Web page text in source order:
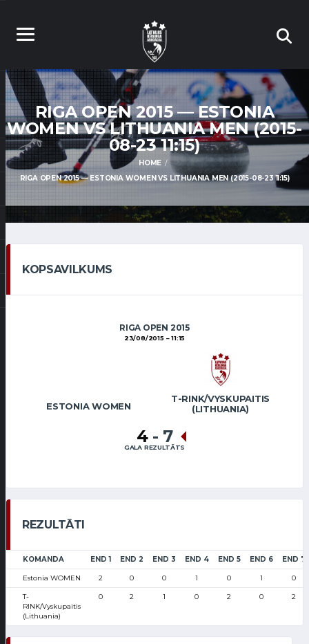
RIGA OPEN 2015 — ESTONIA
WOMEN VS LITHUANIA MEN (2015-
08-23 11:15)
HOME
RIGA OPEN 2015 — ESTONIA WOMEN VS LITHUANIA MEN (2015-08-23 11:15)
KOPSAVILKUMS
RIGA OPEN 2015
23/08/2015 11:15
ESTONIA WOMEN
T-RINK/VYSKUPAITIS
(LITHUANIA)
4 - 7
GALA REZULTĀTS
REZULTĀTI
KOMANDA END 1 END 2 END 3 END 4 END 5 END 6 END 7
Estonia WOMEN 2 0 0 1 0 1 0
T-
RINK/Vyskupaitis
(Lithuania)
0 2 1 0 2 0 2